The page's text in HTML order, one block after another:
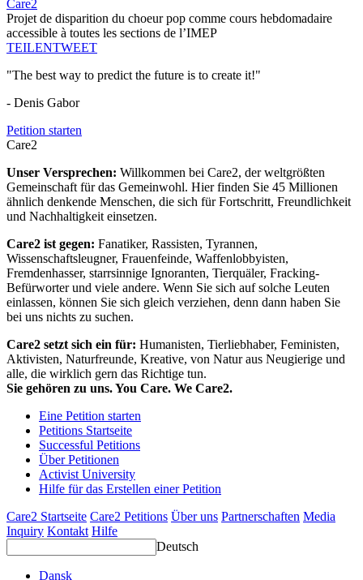
Care2
Projet de disparition du choeur pop comme cours hebdomadaire
accessible à toutes les sections de l’IMEP
TEILENTWEET
"The best way to predict the future is to create it!"
- Denis Gabor
Petition starten
Care2
Unser Versprechen: Willkommen bei Care2, der weltgrößten
Gemeinschaft für das Gemeinwohl. Hier finden Sie 45 Millionen
ähnlich denkende Menschen, die sich für Fortschritt, Freundlichkeit
und Nachhaltigkeit einsetzen.
Care2 ist gegen: Fanatiker, Rassisten, Tyrannen,
Wissenschaftsleugner, Frauenfeinde, Waffenlobbyisten,
Fremdenhasser, starrsinnige Ignoranten, Tierquäler, Fracking-
Befürworter und viele andere. Wenn Sie sich auf solche Leuten
einlassen, können Sie sich gleich verziehen, denn dann haben Sie
bei uns nichts zu suchen.
Care2 setzt sich ein für: Humanisten, Tierliebhaber, Feministen,
Aktivisten, Naturfreunde, Kreative, von Natur aus Neugierige und
alle, die wirklich gern das Richtige tun.
Sie gehören zu uns. You Care. We Care2.
Eine Petition starten
Petitions Startseite
Successful Petitions
Über Petitionen
Activist University
Hilfe für das Erstellen einer Petition
Care2 Startseite Care2 Petitions Über uns Partnerschaften Media
Inquiry Kontakt Hilfe
Deutsch
Dansk